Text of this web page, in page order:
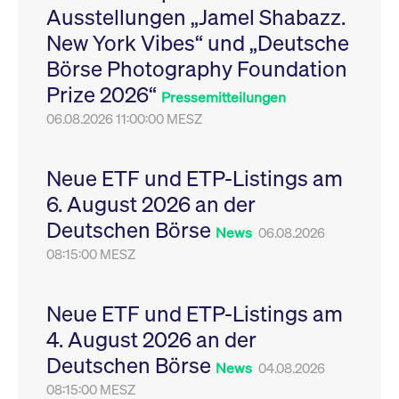
Ausstellungen „Jamel Shabazz.
New York Vibes“ und „Deutsche
Börse Photography Foundation
Prize 2026“ Pressemitteilungen
06.08.2026 11:00:00 MESZ
Neue ETF und ETP-Listings am
6. August 2026 an der
Deutschen Börse News 06.08.2026
08:15:00 MESZ
Neue ETF und ETP-Listings am
4. August 2026 an der
Deutschen Börse News 04.08.2026
08:15:00 MESZ
Leistung der Website
zu messen. Es handelt
sich um ein Muster-
Cookie, bei dem auf
das Präfix _pk_ses
eine kurze Reihe von
VISITOR_PRIVACY_METADATA
YouTube
.youtube.com
6
Monate
Dieses Cookie dient
Speicherung der
Einwilligungs- und
des Nutzers für ihre
Interaktion mit der
Sitzungen geehrt